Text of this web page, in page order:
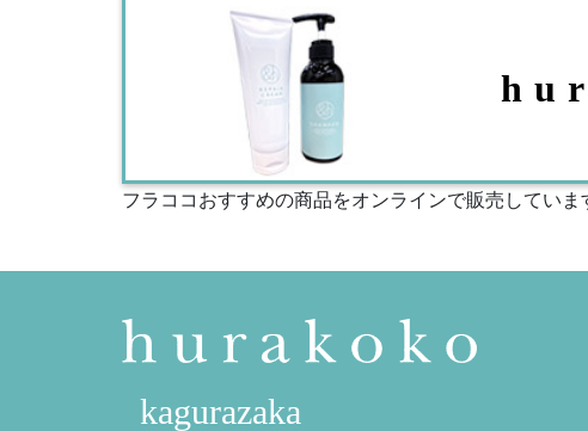
フラココおすすめの商品をオンラインで販売していま
kagurazaka